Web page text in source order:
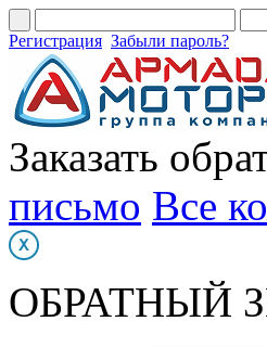
Регистрация Забыли пароль?
Заказать
письмо Все
ОБРАТНЫЙ